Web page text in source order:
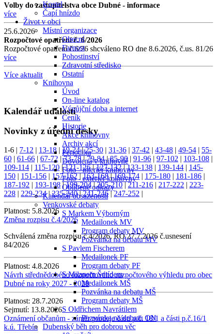
Kostel
Čapí hnízdo
Život v obci
Místní organizace
Obecní
Farnost
Pohostinství
Zdravotní středisko
Ostatní
Knihovna
Úvod
On-line katalog
Výpůjční doba a internet
Ceník
Historie
Akce knihovny
Archiv akcí
Periodika
Dovolená v knihovně
Foto - interiér knihovny
Foto - exteriér knihovny
Oblíbené odkazy
Kalendář obsazenosti
Venkovské debaty
S Markem Výborným
Medailonek MV
Program debaty MV
Pozvánka na debatu MV
S Pavlem Fischerem
Medailonek PF
Program debaty PF
S Milanem Šmídem
Medailonek MŠ
Pozvánka na debatu MŠ
Program debaty MŠ
S Oldřichem Navrátilem
Pozvánka na debatu ON
Dubenský běh pro dobrou věc
Volby do zastupitelstva obce Dubné - informace
více
25.6.2026
Rozpočtové opatření č. 6/2026
Rozpočtové opatření č.6/26 shcváleno RO dne 8.6.2026, č.us. 81/26
více
Více aktualit
Kalendář událostí
Novinky z úřední desky
1-6 | 7-12 | 13-18 | 19-24|25-30 | 31-36 | 37-42 | 43-48 | 49-54 | 55-
60 | 61-66 | 67-72 |73-78|79-84|85-90| 91-96 | 97-102 | 103-108 |
109-114 | 115-120 |121-126|127-132|133-138 | 139-144 | 145-
150 | 151-156 | 157-162|163-168|169-174 | 175-180 | 181-186 |
187-192 | 193-198|199-204|205-210|211-216 | 217-222 | 223-
228 | 229-234|235-240|241-246|247-252 |
Platnost: 5.8.2026
Změna rozpisu č.4/2026
Schválená změna rozpisu č.4/2026, RO 27.7.2026 č.usnesení
84/2026
Platnost: 4.8.2026
Návrh střednědobého rozpočtového rozpočtového výhledu pro obec
Dubné na roky 2027 - 2028
Platnost: 28.7.2026
Sejmutí: 13.8.2026
Oznámení občanům - záměr prodeje části p.č. 18/1 a části p.č.16/1
k.ú. Třebín